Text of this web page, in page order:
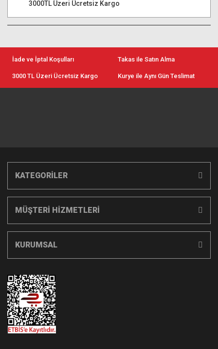
3000TL Üzeri Ücretsiz Kargo
İade ve İptal Koşulları Takas ile Satın Alma
3000 TL Üzeri Ücretsiz Kargo Kurye ile Aynı Gün Teslimat
KATEGORİLER
MÜŞTERİ HİZMETLERİ
KURUMSAL